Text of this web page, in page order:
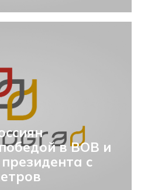
в ВОВ и
с